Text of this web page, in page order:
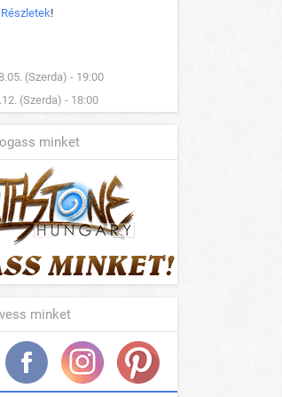
Részletek!
(Szerda) - 19:00
(Szerda) - 18:00
minket
minket